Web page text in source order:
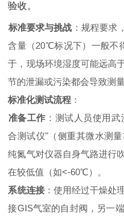
验收。
标准要求与挑战 ：规程要求
含量（20℃标况下）一般不
于，现场环境湿度可能远高
节的泄漏或污染都会导致测
标准化测试流程 ‌：
准备工作 ：测试人员使用
合测试仪"（侧重其微水测
纯氮气对仪器自身气路进行
在较低值（如<-60℃）。
系统连接：使用经过干燥处
接GIS气室的自封阀，另一